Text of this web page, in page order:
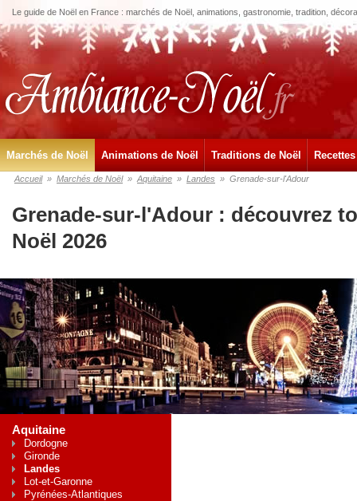
Le guide de Noël en France : marchés de Noël, animations, gastronomie, tradition,
Marchés de Noël Animations de Noël Traditions de Noël
Accueil » Marchés de Noël » Aquitaine » Landes » Grenade-sur-l'Adour
Grenade-sur-l'Adour : découvrez
Noël 2026
Aquitaine
Dordogne
Gironde
Landes
Lot-et-Garonne
Pyrénées-Atlantiques